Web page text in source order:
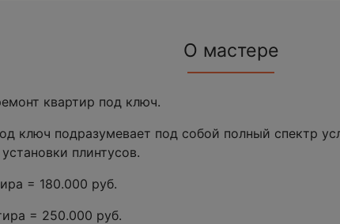
О мастере
квартир под ключ.
ключ подразумевает под собой полный спектр
плинтусов.
= 180.000 руб.
= 250.000 руб.